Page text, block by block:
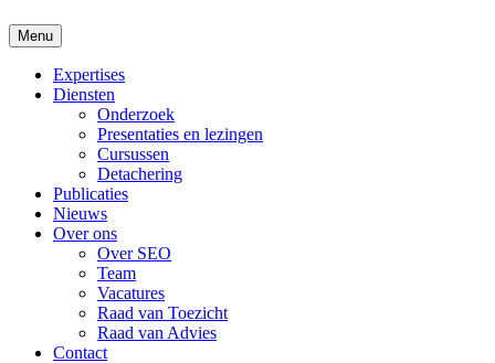
Menu
Expertises
Diensten
Onderzoek
Presentaties en lezingen
Cursussen
Detachering
Publicaties
Nieuws
Over ons
Over SEO
Team
Vacatures
Raad van Toezicht
Raad van Advies
Contact